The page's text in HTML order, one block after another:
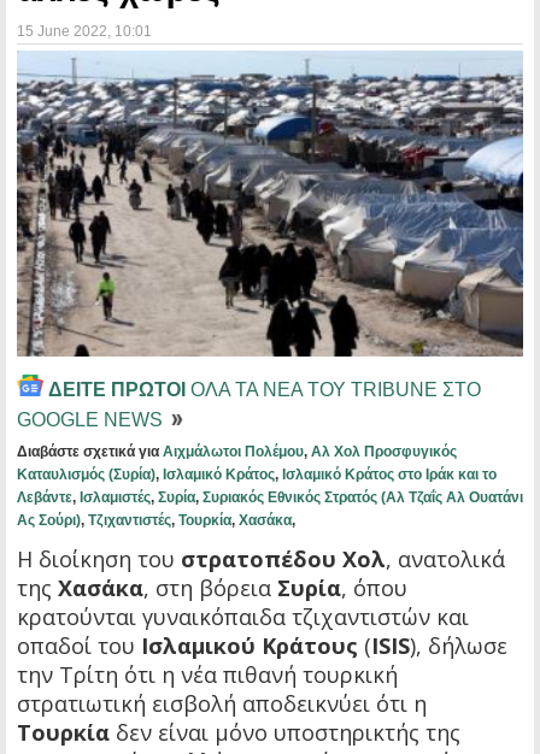
15 June 2022 , 10:01
ΔΕΙΤΕ ΠΡΩΤΟΙ ΟΛΑ ΤΑ ΝΕΑ ΤΟΥ TRIBUNE ΣΤΟ
GOOGLE NEWS
Διαβάστε σχετικά για Αιχμάλωτοι Πολέμου, Αλ Χολ Προσφυγικός
Καταυλισμός (Συρία), Ισλαμικό Κράτος, Ισλαμικό Κράτος στο Ιράκ και το
Λεβάντε, Ισλαμιστές, Συρία, Συριακός Εθνικός Στρατός (Αλ Τζαΐς Αλ Ουατάνι
Ας Σούρι), Τζιχαντιστές, Τουρκία, Χασάκα,
Η διοίκηση του στρατοπέδου Χολ, ανατολικά
της Χασάκα, στη βόρεια Συρία, όπου
κρατούνται γυναικόπαιδα τζιχαντιστών και
οπαδοί του Ισλαμικού Κράτους (ISIS), δήλωσε
την Τρίτη ότι η νέα πιθανή τουρκική
στρατιωτική εισβολή αποδεικνύει ότι η
Τουρκία δεν είναι μόνο υποστηρικτής της